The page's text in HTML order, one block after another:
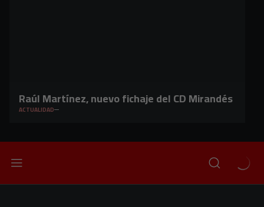
Raúl Martínez, nuevo fichaje del CD Mirandés
ACTUALIDAD